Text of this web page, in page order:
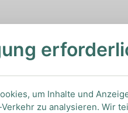
um Inhalte und
zu analysieren. Wir